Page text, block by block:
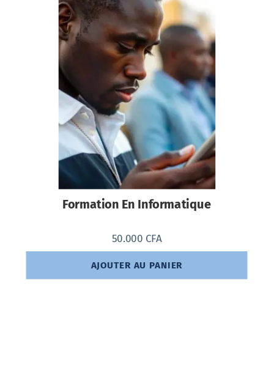
Formation En Informatique
50.000 CFA
AJOUTER AU PANIER